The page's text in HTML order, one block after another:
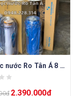
Máy lọc nước Ro Tân Á 8 cấp
₫ 2.390.000₫